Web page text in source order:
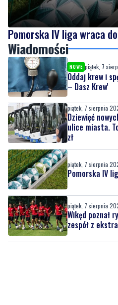
Pomorska IV liga wraca
Wiadomości
NOWE piątek, 7
Oddaj krew i
– Dasz Krew'
piątek, 7 sierpnia
Dziewięć
ulice miasta.
zł
piątek, 7 sierpnia
Pomorska IV
piątek, 7 sierpnia
Wikęd poznał
zespół z